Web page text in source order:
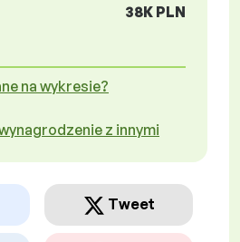
38K PLN
na wykresie?
z innymi
Tweet